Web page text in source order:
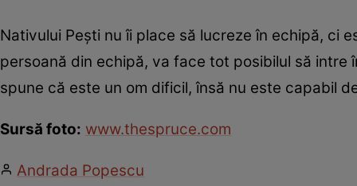
Nativului Peşti nu îi place să lucreze în echipă, ci
persoană din echipă, va face tot posibilul să intre
spune că este un om dificil, însă nu este capabil
Sursă foto: www.thespruce.com
Andrada Popescu